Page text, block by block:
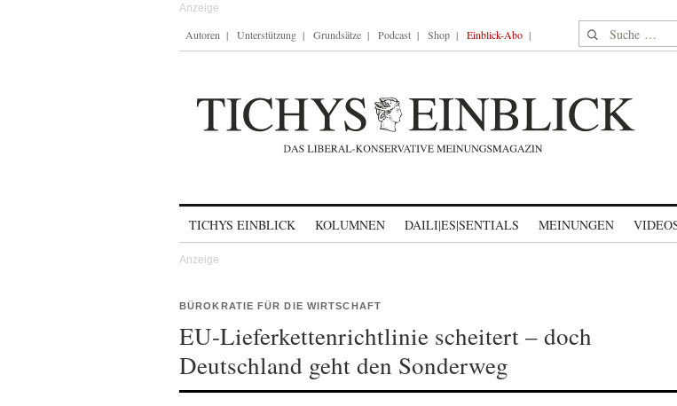
Autoren Unterstützung Grundsätze Podcast Shop Einblick-Abo Suche nach:
TICHYS EINBLICK KOLUMNEN DAILI|ES|SENTIALS MEINUNGEN
BÜROKRATIE FÜR DIE WIRTSCHAFT
EU-Lieferkettenrichtlinie scheitert – doch
Deutschland geht den Sonderweg